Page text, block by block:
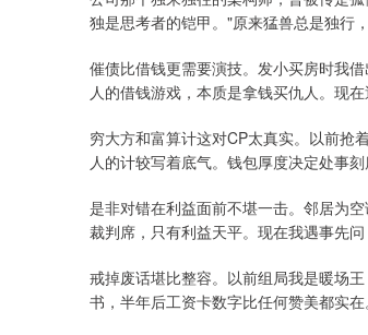
独是思考者的铠甲。"原来猛兽总是独行
催债比借钱更需要演技。发小买房时我
人的借钱游戏，本质是拿钱买仇人。现
穷大方和富算计这对CP太真实。以前抢
人的计较写着底气。钱包厚度决定处事刻
是非对错在利益面前不堪一击。邻居为
裁判席，只有利益天平。现在我遇事先
戒掉废话堪比整容。以前组局我是暖场
书，半年后工资卡数字比任何赞美都实在